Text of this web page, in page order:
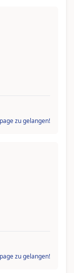
zu gelangen!
zu gelangen!